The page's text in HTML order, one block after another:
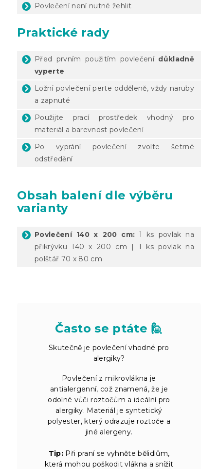
Povlečení není nutné žehlit
Praktické rady
Před prvním použitím povlečení důkladně
vyperte
Ložní povlečení perte odděleně, vždy naruby
a zapnuté
Použijte prací prostředek vhodný pro
materiál a barevnost povlečení
Po vyprání povlečení zvolte šetrné
odstředění
Obsah balení dle výběru
varianty
Povlečení 140 x 200 cm: 1 ks povlak na
přikrývku 140 x 200 cm | 1 ks povlak na
polštář 70 x 80 cm
Často se ptáte 🙋
Skutečně je povlečení vhodné pro
alergiky?
Povlečení z mikrovlákna je
antialergenní, což znamená, že je
odolné vůči roztočům a ideální pro
alergiky. Materiál je syntetický
polyester, který odrazuje roztoče a
jiné alergeny.
Tip: Při praní se vyhněte bělidlům,
která mohou poškodit vlákna a snížit